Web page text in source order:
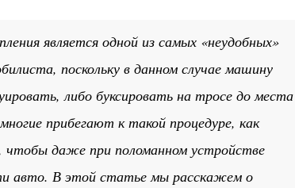
является одной из самых «неудобных»
поскольку в данном случае машину
либо буксировать на тросе до места
прибегают к такой процедуре, как
чтобы даже при поломанном устройстве
авто. В этой статье мы расскажем о